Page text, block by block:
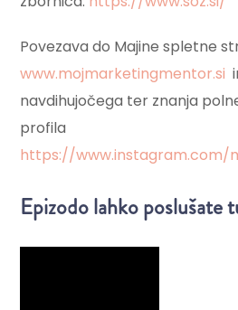
Povezava do Majine spletne
www.mojmarketingmentor.si
navdihujočega ter znanja
profila
https://www.instagram.com/
Epizodo lahko poslušate